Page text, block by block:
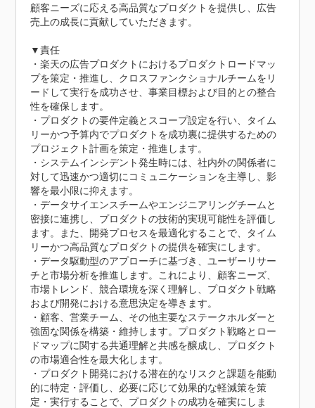
顧客ニーズに応える高品質なプロダクトを提供し、広告
売上の成長に貢献していただきます。
▼責任
・楽天の広告プロダクトにおけるプロダクトロードマッ
プを策定・推進し、クロスファンクショナルチームをリ
ードして実行を成功させ、事業目標および目的との整合
性を確保します。
・プロダクトの要件定義とスコープ設定を行い、タイム
リーかつ予算内でプロダクトを成功裏に提供するための
プロジェクト計画を策定・推進します。
・システムインシデント発生時には、社内外の関係者に
対して迅速かつ適切にコミュニケーションを主導し、影
響を最小限に抑えます。
・データサイエンスチームやエンジニアリングチームと
密接に連携し、プロダクトの技術的実現可能性を評価し
ます。また、開発プロセスを最適化することで、タイム
リーかつ高品質なプロダクトの提供を確実にします。
・データ駆動型のアプローチに基づき、ユーザーリサー
チと市場分析を推進します。これにより、顧客ニーズ、
市場トレンド、競合環境を深く理解し、プロダクト戦略
および開発における意思決定を導きます。
・顧客、営業チーム、その他主要なステークホルダーと
強固な関係を構築・維持します。プロダクト戦略とロー
ドマップに関する共通理解と共感を醸成し、プロダクト
の市場適合性を最大化します。
・プロダクト開発における潜在的なリスクと課題を能動
的に特定・評価し、必要に応じて効果的な軽減策を策
定・実行することで、プロダクトの成功を確実にしま